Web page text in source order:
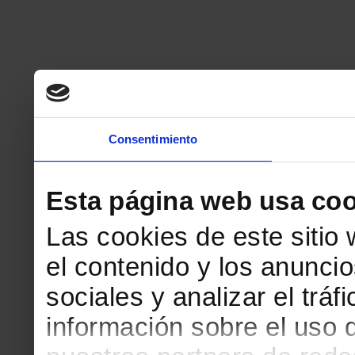
Consentimiento
Esta página web usa
Las cookies de este sitio
el contenido y los
sociales y analizar el
información sobre el uso